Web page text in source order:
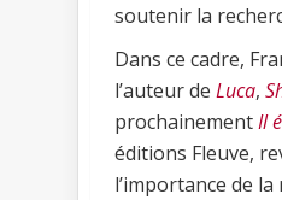
soutenir la
Dans ce cadre,
l’auteur de Luca,
prochainementIl
éditions Fleuve,
l’importance de